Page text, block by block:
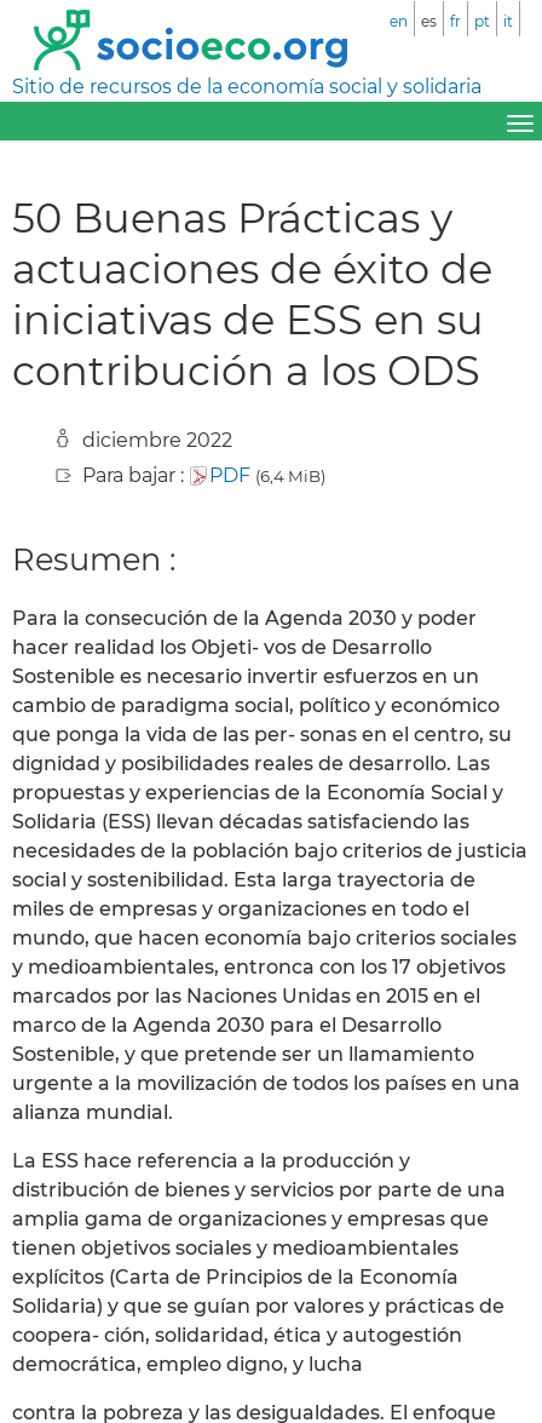
Sitio de recursos de la economía social y solidaria
en es fr pt it
50 Buenas Prácticas y
actuaciones de éxito de
iniciativas de ESS en su
contribución a los ODS
diciembre 2022
Para bajar :
PDF (6,4 MiB)
Resumen :
Para la consecución de la Agenda 2030 y poder
hacer realidad los Objeti- vos de Desarrollo
Sostenible es necesario invertir esfuerzos en un
cambio de paradigma social, político y económico
que ponga la vida de las per- sonas en el centro, su
dignidad y posibilidades reales de desarrollo. Las
propuestas y experiencias de la Economía Social y
Solidaria (ESS) llevan décadas satisfaciendo las
necesidades de la población bajo criterios de justicia
social y sostenibilidad. Esta larga trayectoria de
miles de empresas y organizaciones en todo el
mundo, que hacen economía bajo criterios sociales
y medioambientales, entronca con los 17 objetivos
marcados por las Naciones Unidas en 2015 en el
marco de la Agenda 2030 para el Desarrollo
Sostenible, y que pretende ser un llamamiento
urgente a la movilización de todos los países en una
alianza mundial.
La ESS hace referencia a la producción y
distribución de bienes y servicios por parte de una
amplia gama de organizaciones y empresas que
tienen objetivos sociales y medioambientales
explícitos (Carta de Principios de la Economía
Solidaria) y que se guían por valores y prácticas de
coopera- ción, solidaridad, ética y autogestión
democrática, empleo digno, y lucha
contra la pobreza y las desigualdades. El enfoque